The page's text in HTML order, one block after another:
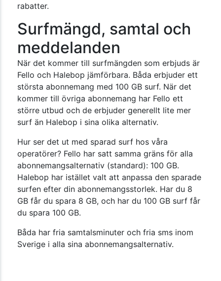
rabatter.
Surfmängd, samtal och
meddelanden
När det kommer till surfmängden som erbjuds är
Fello och Halebop jämförbara. Båda erbjuder ett
största abonnemang med 100 GB surf. När det
kommer till övriga abonnemang har Fello ett
större utbud och de erbjuder generellt lite mer
surf än Halebop i sina olika alternativ.
Hur ser det ut med sparad surf hos våra
operatörer? Fello har satt samma gräns för alla
abonnemangsalternativ (standard): 100 GB.
Halebop har istället valt att anpassa den sparade
surfen efter din abonnemangsstorlek. Har du 8
GB får du spara 8 GB, och har du 100 GB surf får
du spara 100 GB.
Båda har fria samtalsminuter och fria sms inom
Sverige i alla sina abonnemangsalternativ.